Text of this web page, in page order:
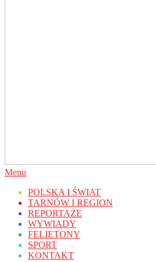
Secondary
Menu
Menu
POLSKA I ŚWIAT
TARNÓW I REGION
REPORTAŻE
WYWIADY
FELIETONY
SPORT
KONTAKT